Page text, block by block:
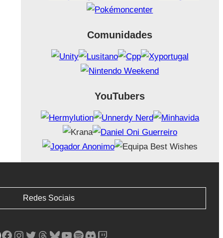
Comunidades
YouTubers
Redes Sociais
Facebook Instagram Twitter Threads Bluesky YouTube Spotify Discord Twitch